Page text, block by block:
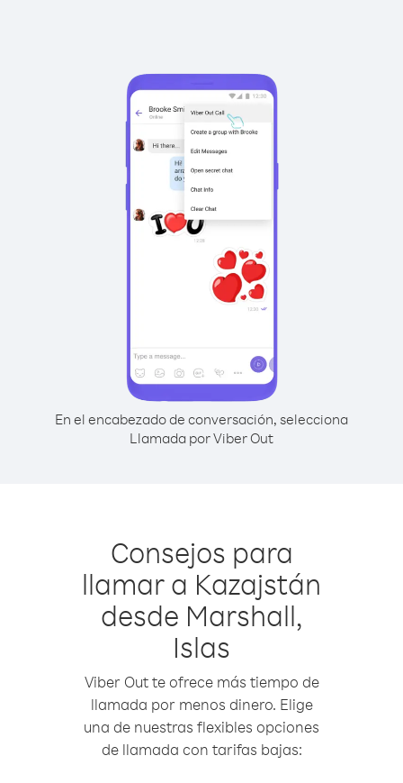
En el encabezado de conversación, selecciona
Llamada por Viber Out
Consejos para
llamar a Kazajstán
desde Marshall,
Islas
Viber Out te ofrece más tiempo de
llamada por menos dinero. Elige
una de nuestras flexibles opciones
de llamada con tarifas bajas: